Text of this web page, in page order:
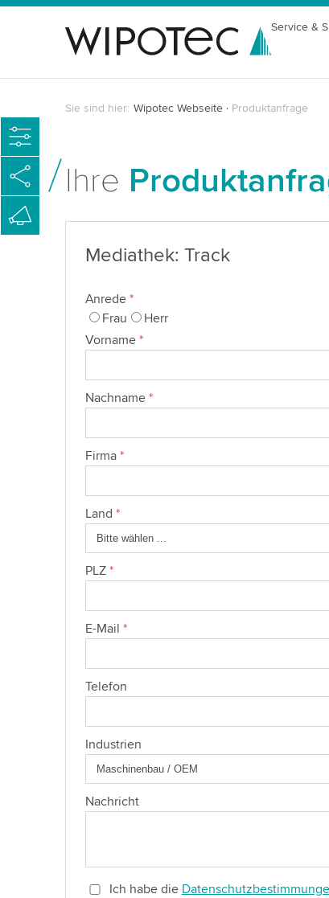
Service &
Sie sind hier: Wipotec Webseite Produktanfrage
Ihre
Mediathek: Track
Anrede *
Frau
Herr
Vorname *
Nachname *
Firma *
Land *
PLZ *
E-Mail *
Telefon
Industrien
Nachricht
Ich habe die